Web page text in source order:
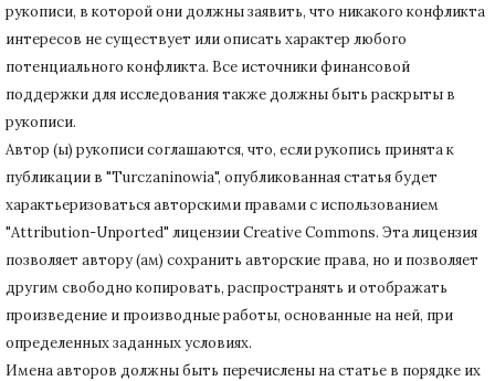
рукописи, в которой они должны заявить, что никакого конфликта
интересов не существует или описать характер любого
потенциального конфликта. Все источники финансовой
поддержки для исследования также должны быть раскрыты в
рукописи.
Автор (ы) рукописи соглашаются, что, если рукопись принята к
публикации в "Turczaninowia", опубликованная статья будет
характьеризоваться авторскими правами с использованием
"Attribution-Unported" лицензии Creative Commons. Эта лицензия
позволяет автору (ам) сохранить авторские права, но и позволяет
другим свободно копировать, распространять и отображать
произведение и производные работы, основанные на ней, при
определенных заданных условиях.
Имена авторов должны быть перечислены на статье в порядке их